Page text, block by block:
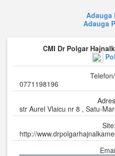
Adauga
Adauga
CMI Dr Polgar
0771198196
str Aurel Vlaicu nr 8 , Satu-
Site:
http://